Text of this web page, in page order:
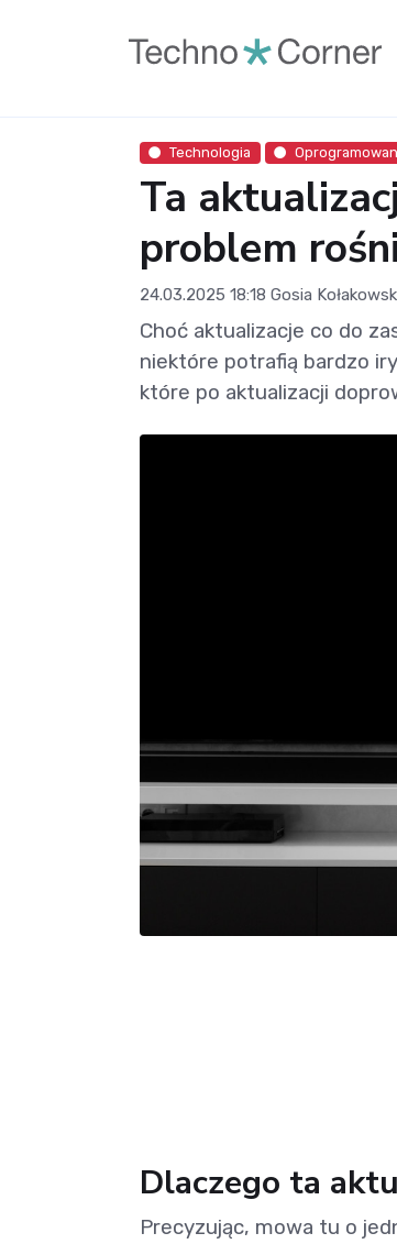
Technologia
Ta
problem
24.03.2025 18:18 Gosia
Choć aktualizacje co do
niektóre potrafią bardzo
które po aktualizacji
Dlaczego ta
Precyzując, mowa tu o